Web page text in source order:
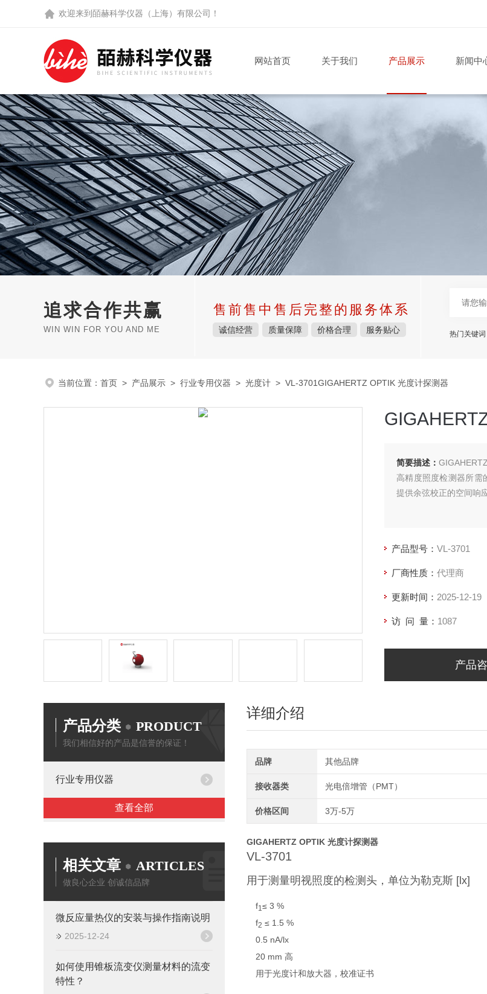
欢迎来到 皕赫科学仪器（上海）有限公司 ！
网站首页 关于我们 产品展示 新闻中
追求合作共赢
WIN WIN FOR YOU AND ME
售前售中售后完整的服务体系
诚信经营 质量保障 价格合理 服务贴心 热门关键词
当前位置： 首页 > 产品展示 > 行业专用仪器 > 光度计 > VL-3701GIGAHERTZ OPTIK 光度计探测器
简要描述：
高精度照度检测器所需
提供余弦校正的空间响
产品型号： VL-3701
厂商性质： 代理商
更新时间： 2025-12-19
访 问 量： 1087
产品
产品分类 PRODUCT
我们相信好的产品是信誉的保证！
行业专用仪器
查看全部
相关文章 ARTICLES
做良心企业 创诚信品牌
微反应量热仪的安装与操作指南说明
2025-12-24
如何使用锥板流变仪测量材料的流变
特性？
详细介绍
品牌 其他品牌
接收器类 光电倍增管（PMT）
价格区间 3万-5万
GIGAHERTZ OPTIK 光度计探测器
VL-3701
用于测量明视照度的检测头，单位为勒克斯 [lx]
f1≤ 3 %
f2 ≤ 1.5 %
0.5 nA/lx
20 mm 高
用于光度计和放大器，校准证书